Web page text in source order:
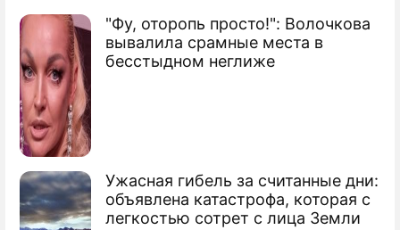
"Фу, оторопь просто!": Волочкова
вывалила срамные места в
бесстыдном неглиже
Ужасная гибель за считанные дни:
объявлена катастрофа, которая с
легкостью сотрет с лица Земли
По теме
Продолжение: За увольнение
Кризис ускорит развитие экономики
России